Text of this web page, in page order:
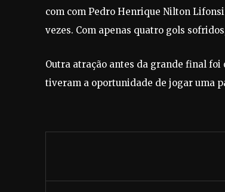
com com Pedro Henrique Nilton
vezes. Com apenas quatro gols
Outra atração antes da grande final foi
tiveram a oportunidade de jogar uma